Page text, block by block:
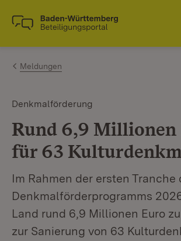
Zum Inhalt springen
Link zur Startseite
Meldungen
Denkmalförderung
Rund 6,9 Millionen
für 63
Im Rahmen der ersten Tranche
Denkmalförderprogramms
Land rund 6,9 Millionen Euro
zur Sanierung von 63